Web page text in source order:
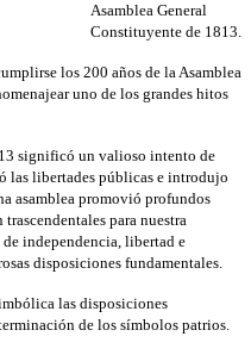
Asamblea General
Constituyente de 1813.
los 200 años de la Asamblea
uno de los grandes hitos
significó un valioso intento de
las libertades públicas e introdujo
asamblea promovió profundos
para nuestra
independencia, libertad e
disposiciones fundamentales.
las disposiciones
de los símbolos patrios.